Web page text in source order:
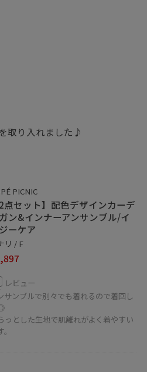
取り入れました♪
PICNIC
2点セット】配色デザインカーデ
ン&インナーアンサンブル/イ
ーケア
リ / F
レビュー
サンブルで別々でも着れるので着回し
っとした生地で肌離れがよく着やすい